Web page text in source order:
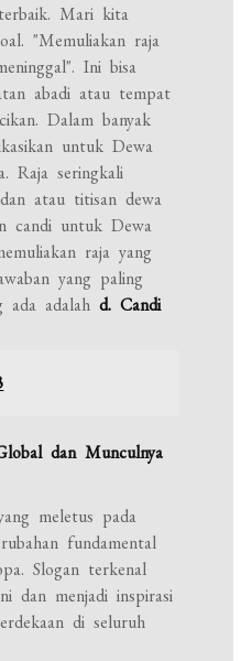
Mari kita
"Memuliakan raja
Ini bisa
abadi atau tempat
Dalam banyak
untuk Dewa
Raja seringkali
atau titisan dewa
candi untuk Dewa
raja yang
yang paling
ada adalahd. Candi
dan Munculnya
meletus pada
fundamental
Slogan terkenal
dan menjadi inspirasi
di seluruh